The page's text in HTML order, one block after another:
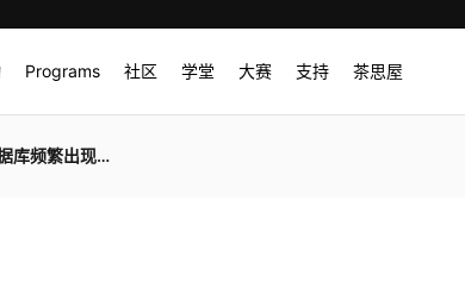
Programs 社区 学堂 大赛 支持 茶思屋
问题该如何化解